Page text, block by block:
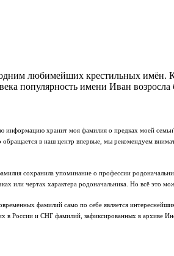
любимейших крестильных имён.
популярность имени Иван
хранит моя фамилия о предках моей
в наш центр впервые, мы рекомендуем
сохранила упоминание о профессии
или чертах характера родоначальника. Но всё это
фамилий само по себе является
в России и СНГ фамилий, зафиксированных в архиве